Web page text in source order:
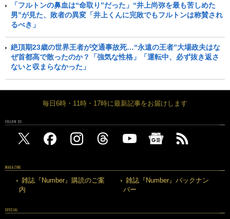
「フルトンの鼻血は“命取り”だった」“井上尚弥を最も苦しめた
男”が見た、敗者の異変「井上くんに完敗でもフルトンは称賛され
るべき」
絶頂期23歳の世界王者が交通事故死…“永遠の王者”大場政夫はな
ぜ首都高で散ったのか？「強気な性格」「運転中、必ず抜き返さ
ないと収まらなかった」
毎日6時・11時・17時に最新記事をお届けします
FOLLOW US
MAGAZINE
雑誌『Number』購読のご案
内
雑誌『Number』バックナン
バー
SPECIAL